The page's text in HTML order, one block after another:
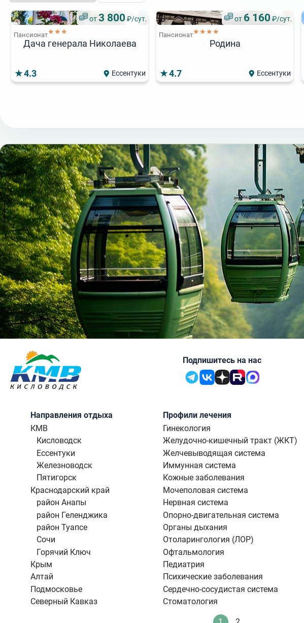
от3 800 ₽/сут.
Пансионат★★★
Дача генерала Николаева
4.3 Ессентуки
от 6 160 ₽/сут.
Пансионат★★★★
Родина
4.7 Ессентуки
Корсунь
4.8 Севастополь
Кристалл Уют
4.4
Подпишитесь на нас
Направления отдыха
КМВ
Кисловодск
Ессентуки
Железноводск
Пятигорск
Краснодарский край
район Анапы
район Геленджика
район Туапсе
Сочи
Горячий Ключ
Крым
Алтай
Подмосковье
Северный Кавказ
Профили лечения
Гинекология
Желудочно-кишечный тракт (ЖКТ)
Желчевыводящая система
Иммунная система
Кожные заболевания
Мочеполовая система
Нервная система
Опорно-двигательная система
Органы дыхания
Отоларингология (ЛОР)
Офтальмология
Педиатрия
Психические заболевания
Сердечно-сосудистая система
Стоматология